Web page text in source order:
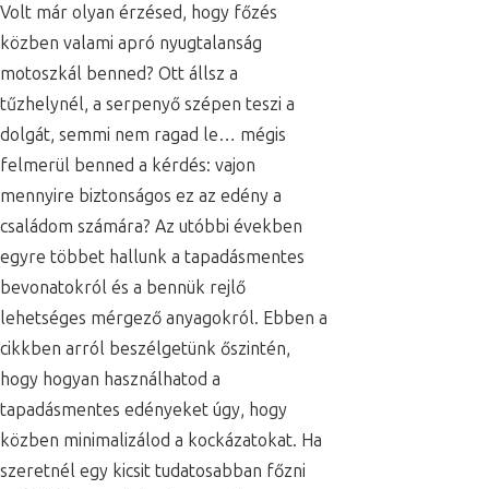
Volt már olyan érzésed, hogy főzés
közben valami apró nyugtalanság
motoszkál benned? Ott állsz a
tűzhelynél, a serpenyő szépen teszi a
dolgát, semmi nem ragad le… mégis
felmerül benned a kérdés: vajon
mennyire biztonságos ez az edény a
családom számára? Az utóbbi években
egyre többet hallunk a tapadásmentes
bevonatokról és a bennük rejlő
lehetséges mérgező anyagokról. Ebben a
cikkben arról beszélgetünk őszintén,
hogy hogyan használhatod a
tapadásmentes edényeket úgy, hogy
közben minimalizálod a kockázatokat. Ha
szeretnél egy kicsit tudatosabban főzni